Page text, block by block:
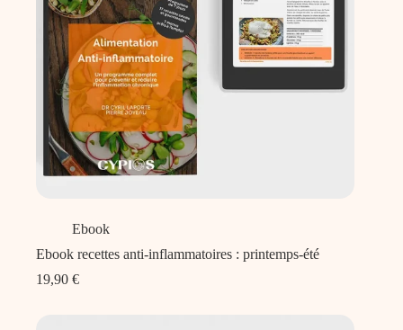
Ebook
Ebook recettes anti-inflammatoires : printemps-été
19,90 €